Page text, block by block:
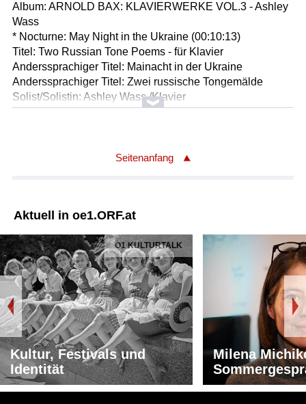
Album: ARNOLD BAX: KLAVIERWERKE VOL.3 - Ashley
Wass
* Nocturne: May Night in the Ukraine (00:10:13)
Titel: Two Russian Tone Poems - für Klavier
Anderssprachiger Titel: Mainacht in der Ukraine
Anderssprachiger Titel: Zwei russische Tongemälde
Solist/Solistin: Ashley Wass /Klavier
Länge: 10:13 min
Seitenanfang
Aktuell in oe1.ORF.at
Ö1 KULTURTALK
Kultur, Festivals und
Identität
Milena